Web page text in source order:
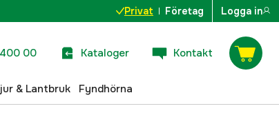
Privat Företag Logga in
00 Kataloger Kontakt
& Lantbruk Fyndhörna